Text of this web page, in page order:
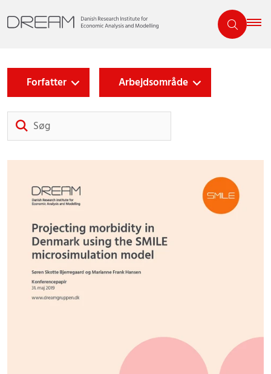
Forfatter Arbejdsområde